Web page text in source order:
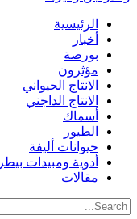
الرئيسية
أخبار
بورصة
مؤثرون
الانتاج الحيواني
الانتاج الداجني
أسماك
الطيور
حيوانات أليفة
أدوية ومبيدات
مقالات